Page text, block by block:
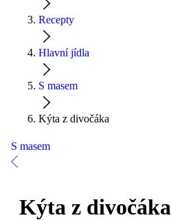
Recepty
Hlavní jídla
S masem
Kýta z divočáka
S masem
Kýta z divočáka